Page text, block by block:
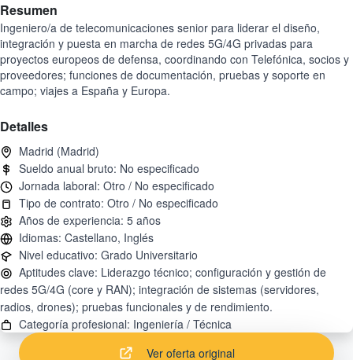
Resumen
Ingeniero/a de telecomunicaciones senior para liderar el diseño,
integración y puesta en marcha de redes 5G/4G privadas para
proyectos europeos de defensa, coordinando con Telefónica, socios y
proveedores; funciones de documentación, pruebas y soporte en
campo; viajes a España y Europa.
Detalles
Aptitudes clave: Liderazgo técnico; configuración y gestión de
redes 5G/4G (core y RAN); integración de sistemas (servidores,
Ver oferta original